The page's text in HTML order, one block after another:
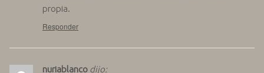
propia.
Responder
nuriablanco dijo: